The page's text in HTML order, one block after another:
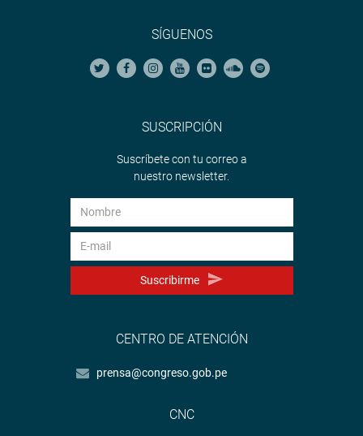
SÍGUENOS
SUSCRIPCIÓN
Suscríbete con tu correo a
nuestro newsletter.
Suscribirme
CENTRO DE ATENCIÓN
prensa@congreso.gob.pe
CNC